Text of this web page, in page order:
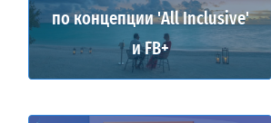
по концепции 'All Inclusive'
и FB+